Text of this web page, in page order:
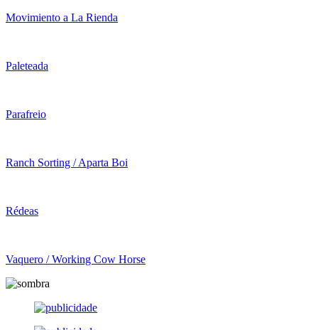
Movimiento a La Rienda
Paleteada
Parafreio
Ranch Sorting / Aparta Boi
Rédeas
Vaquero / Working Cow Horse